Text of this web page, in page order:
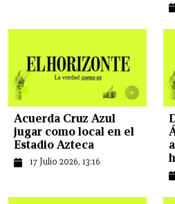
Acuerda Cruz Azul
jugar como local en el
Estadio Azteca
17 Julio 2026, 13:16